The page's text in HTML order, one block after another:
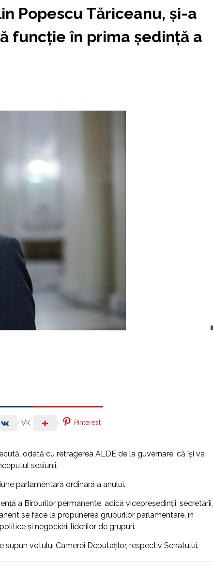
Popescu Tăriceanu, și-a
funcție în prima şedinţă a
VK Pinterest
odată cu retragerea ALDE de la guvernare, că îşi va
sesiunii.
parlamentară ordinară a anului.
a Birourilor permanente, adică vicepreşedinţii, secretarii,
se face la propunerea grupurilor parlamentare, în
şi negocierii liderilor de grupuri.
votului Camerei Deputaţilor, respectiv Senatului.